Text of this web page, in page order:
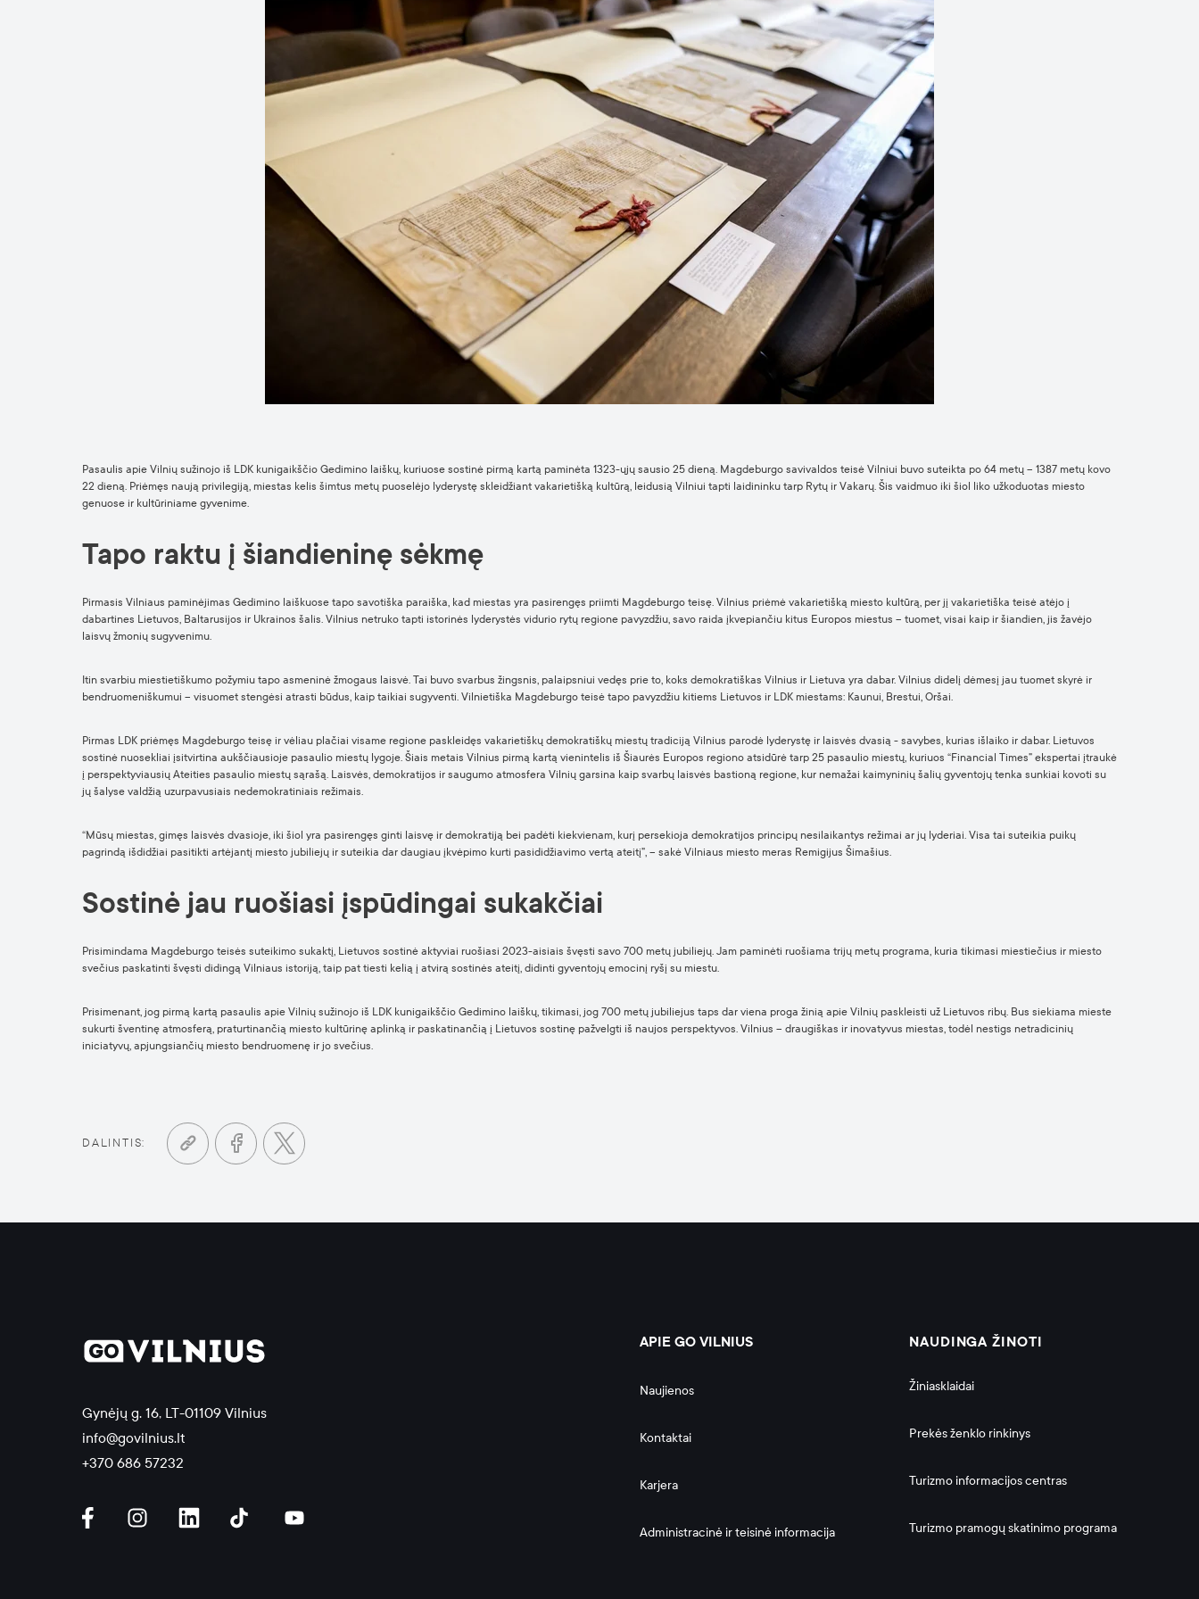
Pasaulis apie Vilnių sužinojo iš LDK kunigaikščio Gedimino laiškų, kuriuose sostinė pirmą kartą paminėta 1323-ųjų sausio 25 dieną. Magdeburgo savivaldos teisė Vilniui buvo suteikta po 64 metų – 1387 metų kovo
22 dieną. Priėmęs naują privilegiją, miestas kelis šimtus metų puoselėjo lyderystę skleidžiant vakarietišką kultūrą, leidusią Vilniui tapti laidininku tarp Rytų ir Vakarų. Šis vaidmuo iki šiol liko užkoduotas miesto
genuose ir kultūriniame gyvenime.
Tapo raktu į šiandieninę sėkmę
Pirmasis Vilniaus paminėjimas Gedimino laiškuose tapo savotiška paraiška, kad miestas yra pasirengęs priimti Magdeburgo teisę. Vilnius priėmė vakarietišką miesto kultūrą, per jį vakarietiška teisė atėjo į
dabartines Lietuvos, Baltarusijos ir Ukrainos šalis. Vilnius netruko tapti istorinės lyderystės vidurio rytų regione pavyzdžiu, savo raida įkvepiančiu kitus Europos miestus – tuomet, visai kaip ir šiandien, jis žavėjo
laisvų žmonių sugyvenimu.
Itin svarbiu miestietiškumo požymiu tapo asmeninė žmogaus laisvė. Tai buvo svarbus žingsnis, palaipsniui vedęs prie to, koks demokratiškas Vilnius ir Lietuva yra dabar. Vilnius didelį dėmesį jau tuomet skyrė ir
bendruomeniškumui – visuomet stengėsi atrasti būdus, kaip taikiai sugyventi. Vilnietiška Magdeburgo teisė tapo pavyzdžiu kitiems Lietuvos ir LDK miestams: Kaunui, Brestui, Oršai.
Pirmas LDK priėmęs Magdeburgo teisę ir vėliau plačiai visame regione paskleidęs vakarietiškų demokratiškų miestų tradiciją Vilnius parodė lyderystę ir laisvės dvasią - savybes, kurias išlaiko ir dabar. Lietuvos
sostinė nuosekliai įsitvirtina aukščiausioje pasaulio miestų lygoje. Šiais metais Vilnius pirmą kartą vienintelis iš Šiaurės Europos regiono atsidūrė tarp 25 pasaulio miestų, kuriuos “Financial Times” ekspertai įtraukė
į perspektyviausių Ateities pasaulio miestų sąrašą. Laisvės, demokratijos ir saugumo atmosfera Vilnių garsina kaip svarbų laisvės bastioną regione, kur nemažai kaimyninių šalių gyventojų tenka sunkiai kovoti su
jų šalyse valdžią uzurpavusiais nedemokratiniais režimais.
“Mūsų miestas, gimęs laisvės dvasioje, iki šiol yra pasirengęs ginti laisvę ir demokratiją bei padėti kiekvienam, kurį persekioja demokratijos principų nesilaikantys režimai ar jų lyderiai. Visa tai suteikia puikų
pagrindą išdidžiai pasitikti artėjantį miesto jubiliejų ir suteikia dar daugiau įkvėpimo kurti pasididžiavimo vertą ateitį”, – sakė Vilniaus miesto meras Remigijus Šimašius.
Sostinė jau ruošiasi įspūdingai sukakčiai
Prisimindama Magdeburgo teisės suteikimo sukaktį, Lietuvos sostinė aktyviai ruošiasi 2023-aisiais švęsti savo 700 metų jubiliejų. Jam paminėti ruošiama trijų metų programa, kuria tikimasi miestiečius ir miesto
svečius paskatinti švęsti didingą Vilniaus istoriją, taip pat tiesti kelią į atvirą sostinės ateitį, didinti gyventojų emocinį ryšį su miestu.
Prisimenant, jog pirmą kartą pasaulis apie Vilnių sužinojo iš LDK kunigaikščio Gedimino laiškų, tikimasi, jog 700 metų jubiliejus taps dar viena proga žinią apie Vilnių paskleisti už Lietuvos ribų. Bus siekiama mieste
sukurti šventinę atmosferą, praturtinančią miesto kultūrinę aplinką ir paskatinančią į Lietuvos sostinę pažvelgti iš naujos perspektyvos. Vilnius – draugiškas ir inovatyvus miestas, todėl nestigs netradicinių
iniciatyvų, apjungsiančių miesto bendruomenę ir jo svečius.
DALINTIS:
Gynėjų g. 16, LT-01109 Vilnius
info@govilnius.lt
+370 686 57232
APIE GO VILNIUS
Naujienos
Kontaktai
Karjera
Administracinė ir teisinė informacija
NAUDINGA ŽINOTI
Žiniasklaidai
Prekės ženklo rinkinys
Turizmo informacijos centras
Turizmo pramogų skatinimo programa